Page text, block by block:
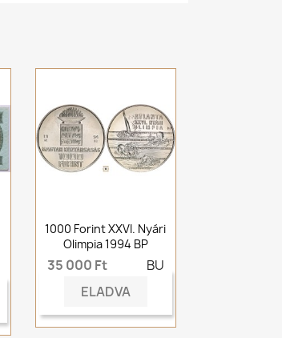
1000 Forint XXVI. Nyári
Olimpia 1994 BP
35 000 Ft
BU
ELADVA